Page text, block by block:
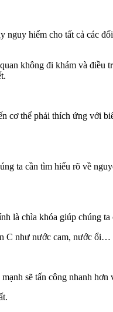
hiểm cho tất cả các
không đi khám và điều
cơ thể phải thích ứng với
ta cần tìm hiểu rõ về
là chìa khóa giúp chúng
C như nước cam, nước ổi…
sẽ tấn công nhanh